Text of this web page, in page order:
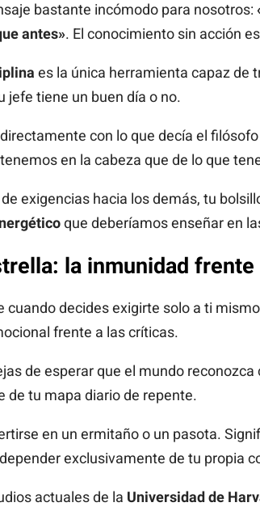
bastante incómodo para nosotros:
antes». El conocimiento sin acción
es la única herramienta capaz de
jefe tiene un buen día o no.
con lo que decía el
en la cabeza que de lo que
exigencias hacia los demás, tu
que deberíamos enseñar en
la inmunidad frente
cuando decides exigirte solo a ti
frente a las críticas.
de esperar que el mundo
de tu mapa diario de repente.
en un ermitaño o un pasota.
exclusivamente de tu propia
actuales de la Universidad de